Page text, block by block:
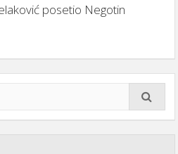
posetio Negotin